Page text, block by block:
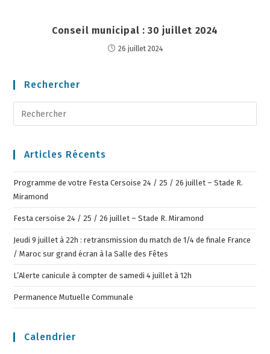
Conseil municipal : 30 juillet 2024
26 juillet 2024
Rechercher
Articles Récents
Programme de votre Festa Cersoise 24 / 25 / 26 juillet – Stade R.
Miramond
Festa cersoise 24 / 25 / 26 juillet – Stade R. Miramond
Jeudi 9 juillet à 22h : retransmission du match de 1/4 de finale France
/ Maroc sur grand écran à la Salle des Fêtes
L’Alerte canicule à compter de samedi 4 juillet à 12h
Permanence Mutuelle Communale
Calendrier